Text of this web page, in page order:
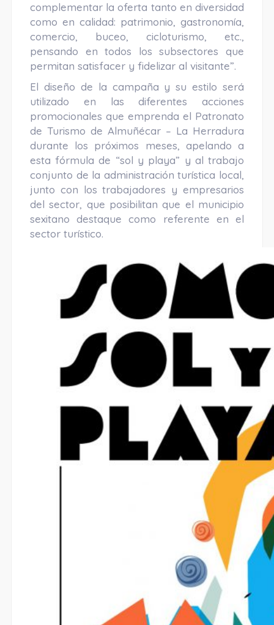
complementar la oferta tanto en diversidad
como en calidad: patrimonio, gastronomía,
comercio, buceo, cicloturismo, etc.,
pensando en todos los subsectores que
permitan satisfacer y fidelizar al visitante”.
El diseño de la campaña y su estilo será
utilizado en las diferentes acciones
promocionales que emprenda el Patronato
de Turismo de Almuñécar – La Herradura
durante los próximos meses, apelando a
esta fórmula de “sol y playa” y al trabajo
conjunto de la administración turística local,
junto con los trabajadores y empresarios
del sector, que posibilitan que el municipio
sexitano destaque como referente en el
sector turístico.